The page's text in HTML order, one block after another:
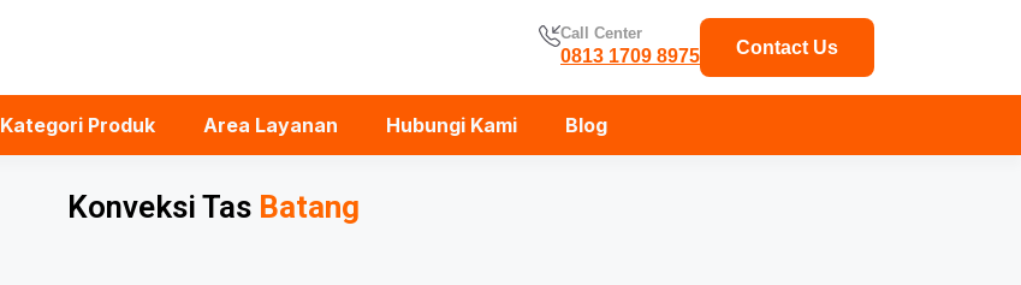
Call Center
0813 1709 8975 Contact Us
Kategori Produk Area Layanan Hubungi Kami Blog
Konveksi Tas Batang